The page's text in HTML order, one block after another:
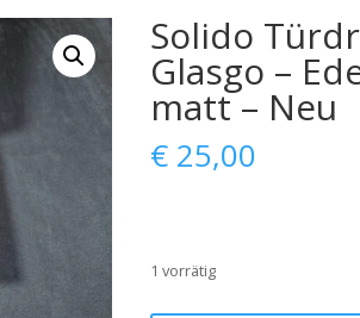
Solido
Glasgo –
matt – Neu
€ 25,00
1 vorrätig